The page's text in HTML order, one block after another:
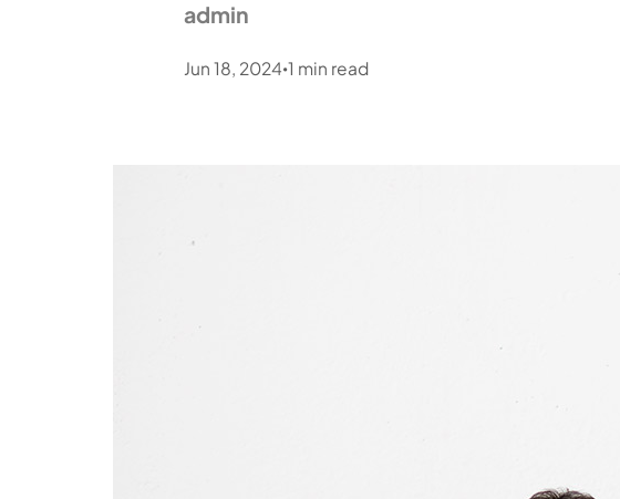
admin
Jun 18, 2024 •1 min read